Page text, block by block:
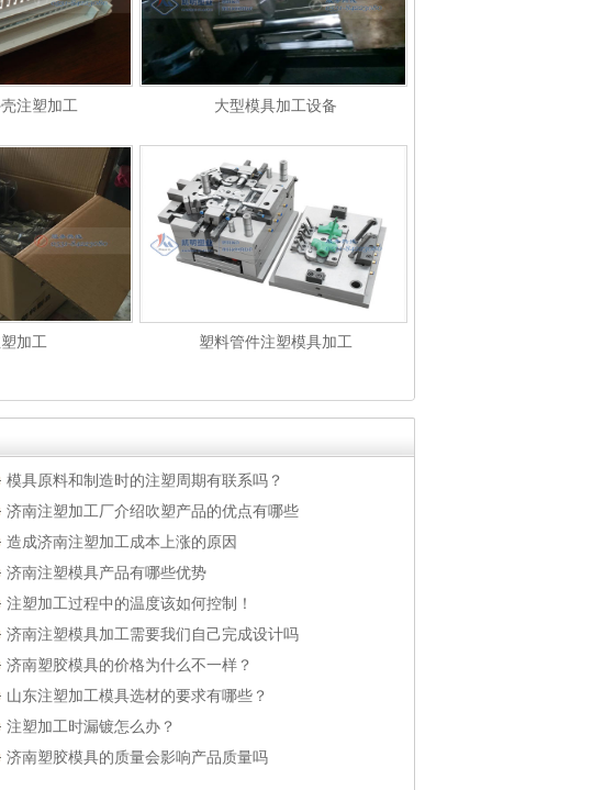
注塑加工 大型模具加工设备
加工 塑料管件注塑模具加工
模具原料和制造时的注塑周期有联系吗？
济南注塑加工厂介绍吹塑产品的优点有哪些
造成济南注塑加工成本上涨的原因
济南注塑模具产品有哪些优势
注塑加工过程中的温度该如何控制！
济南注塑模具加工需要我们自己完成设计吗
济南塑胶模具的价格为什么不一样？
山东注塑加工模具选材的要求有哪些？
注塑加工时漏镀怎么办？
济南塑胶模具的质量会影响产品质量吗